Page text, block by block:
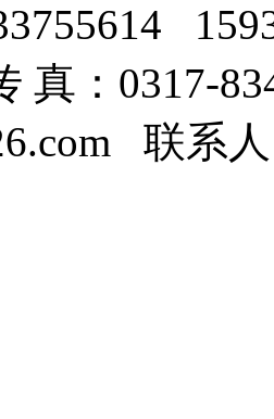
真：0317-
联系